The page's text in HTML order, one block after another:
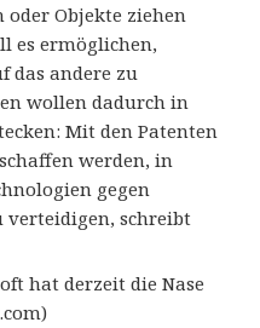
oder Objekte ziehen
es ermöglichen,
das andere zu
wollen dadurch in
Mit den Patenten
werden, in
gegen
verteidigen, schreibt
Krieg um